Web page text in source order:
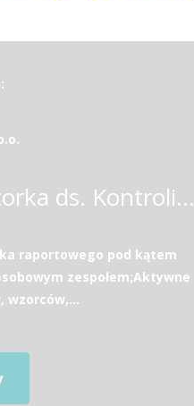
Koordynator / Koordynatorka ds. Kontrolingu i Analiz Biznesowych
raportowego pod kątem
zespołem;Aktywne
wzorców,...